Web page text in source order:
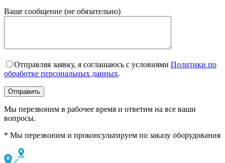
Ваше сообщение (не обязательно)
Отправляя заявку, я соглашаюсь с условиями Политики по
обработке персональных данных.
Мы перезвоним в рабочее время и ответим на все ваши
вопросы.
* Мы перезвоним и проконсультируем по заказу оборудования